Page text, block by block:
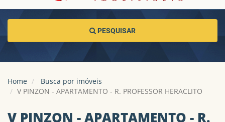
PESQUISAR
Home
Busca por imóveis
V PINZON - APARTAMENTO - R. PROFESSOR HERACLITO
V PINZON - APARTAMENTO - R.